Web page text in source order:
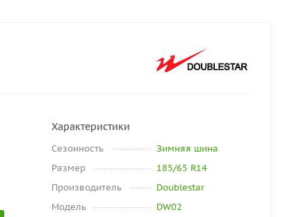
Характеристики
Сезонность
Зимняя шина
Размер
185/65 R14
Производитель
Doublestar
Модель
DW02